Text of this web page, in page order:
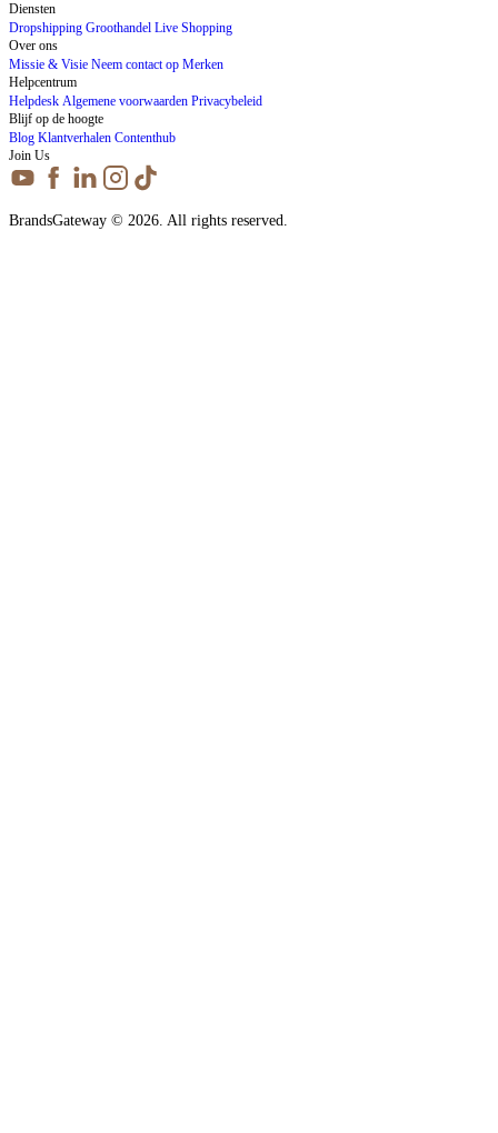
Diensten
Dropshipping Groothandel Live Shopping
Over ons
Missie & Visie Neem contact op Merken
Helpcentrum
Helpdesk Algemene voorwaarden Privacybeleid
Blijf op de hoogte
Blog Klantverhalen Contenthub
Join Us
BrandsGateway © 2026. All rights reserved.